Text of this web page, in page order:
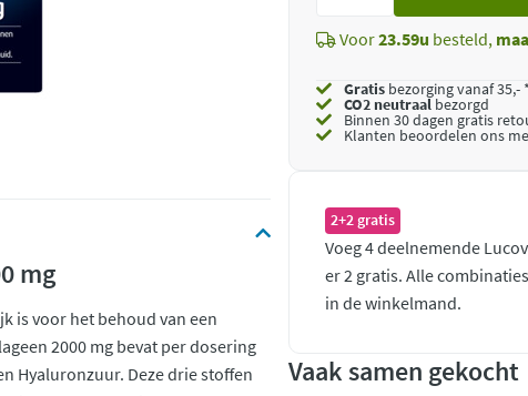
mg
is voor het behoud van een
2000 mg bevat per dosering
Hyaluronzuur. Deze drie stoffen
Voor23.59u besteld,
Gratis bezorging vanaf 35,- *
CO2 neutraalbezorgd
Binnen 30 dagen gratis
Klanten beoordelen ons
2+2 gratis
Voeg 4 deelnemende
er 2 gratis. Alle
in de winkelmand.
Vaak samen gekocht